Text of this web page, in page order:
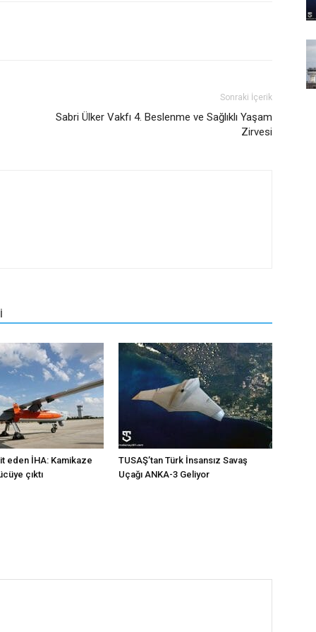
Sonraki İçerik
Sabri Ülker Vakfı 4. Beslenme ve Sağlıklı Yaşam
Zirvesi
eden İHA: Kamikaze
çıktı
TUSAŞ’tan Türk İnsansız Savaş
Uçağı ANKA-3 Geliyor